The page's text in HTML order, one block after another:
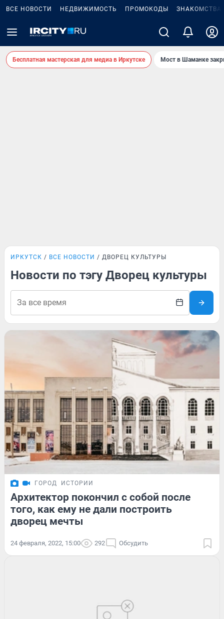
ВСЕ НОВОСТИ НЕДВИЖИМОСТЬ ПРОМОКОДЫ ЗНАКОМСТВА
Бесплатная мастерская для медиа в Иркутске Мост в Шаманке
ИРКУТСК ВСЕ НОВОСТИ ДВОРЕЦ КУЛЬТУРЫ
Новости по тэгу Дворец культуры
ГОРОД ИСТОРИИ
Архитектор покончил с собой после
того, как ему не дали построить
дворец мечты
24 февраля, 2022, 15:00 292 Обсудить